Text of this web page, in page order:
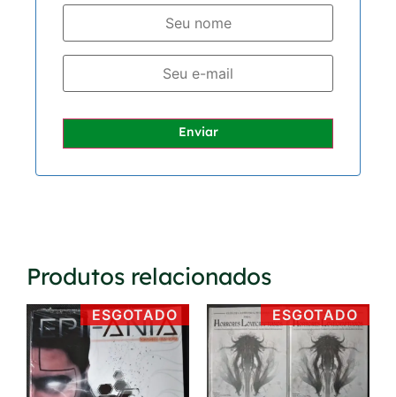
Enviar
Produtos relacionados
ESGOTADO ESGOTADO